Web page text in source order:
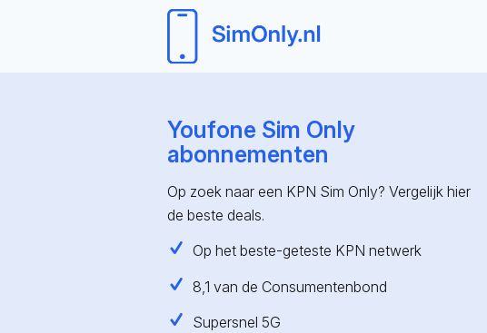
Youfone Sim Only
abonnementen
Op zoek naar een KPN Sim Only? Vergelijk hier
de beste deals.
Op het beste-geteste KPN netwerk
8,1 van de Consumentenbond
Supersnel 5G